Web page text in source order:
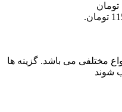
قیمت اصلی: 145,000 تومان
مختلفی می باشد. گزینه ها
شوند